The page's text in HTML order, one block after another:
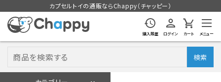
カプセルトイの通販ならChappy（チャッピー）
購入履歴 ログイン カート メニュー
検索